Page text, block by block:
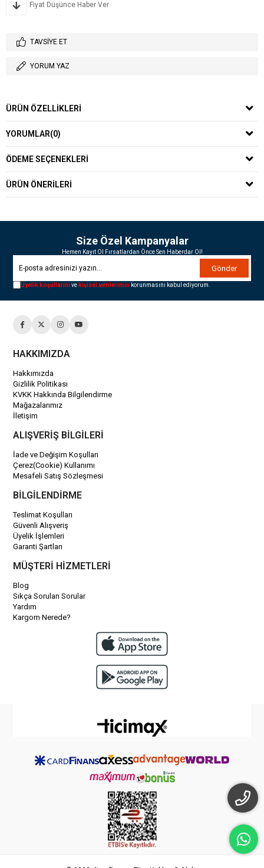
Fiyat Düşünce Haber Ver
TAVSIYE ET
YORUM YAZ
ÜRÜN ÖZELLIKLERI
YORUMLAR(0)
ÖDEME SEÇENEKLERI
ÜRÜN ÖNERILERI
Size Özel Kampanyalar
Hemen Kayıt Ol Fırsatlardan Önce Sen Haberdar Ol!
Gönder
Üyelik koşullarınıve kişisel verilerimin korunmasını kabul ediyorum.
HAKKIMIZDA
Hakkımızda
Gizlilik Politikası
KVKK Hakkında Bilgilendirme
Mağazalarımız
İletişim
ALIŞVERİŞ BİLGİLERİ
İade ve Değişim Koşulları
Çerez(Cookie) Kullanımı
Mesafeli Satış Sözleşmesi
BİLGİLENDİRME
Teslimat Koşulları
Güvenli Alışveriş
Üyelik İşlemleri
Garanti Şartları
MÜŞTERİ HİZMETLERİ
Blog
Sıkça Sorulan Sorular
Yardım
Kargom Nerede?